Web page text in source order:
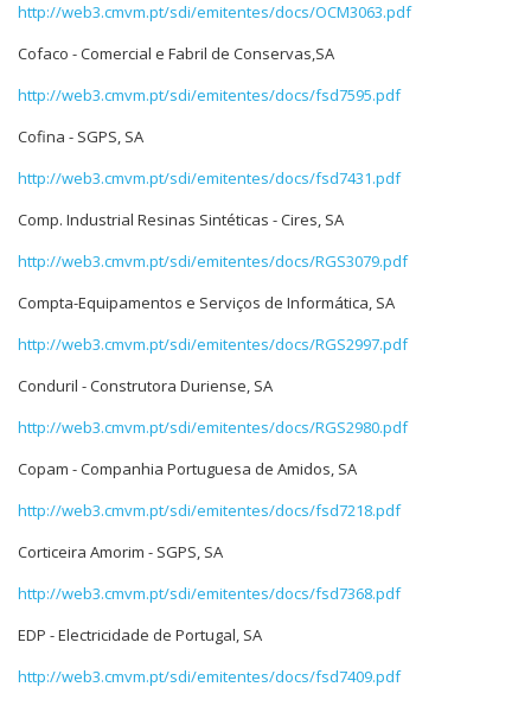
http://web3.cmvm.pt/sdi/emitentes/docs/OCM3063.pdf
Cofaco - Comercial e Fabril de Conservas,SA
http://web3.cmvm.pt/sdi/emitentes/docs/fsd7595.pdf
Cofina - SGPS, SA
http://web3.cmvm.pt/sdi/emitentes/docs/fsd7431.pdf
Comp. Industrial Resinas Sintéticas - Cires, SA
http://web3.cmvm.pt/sdi/emitentes/docs/RGS3079.pdf
Compta-Equipamentos e Serviços de Informática, SA
http://web3.cmvm.pt/sdi/emitentes/docs/RGS2997.pdf
Conduril - Construtora Duriense, SA
http://web3.cmvm.pt/sdi/emitentes/docs/RGS2980.pdf
Copam - Companhia Portuguesa de Amidos, SA
http://web3.cmvm.pt/sdi/emitentes/docs/fsd7218.pdf
Corticeira Amorim - SGPS, SA
http://web3.cmvm.pt/sdi/emitentes/docs/fsd7368.pdf
EDP - Electricidade de Portugal, SA
http://web3.cmvm.pt/sdi/emitentes/docs/fsd7409.pdf